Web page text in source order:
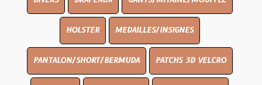
HOLSTER MEDAILLES/INSIGNES
PANTALON/SHORT/BERMUDA PATCHS 3D VELCRO